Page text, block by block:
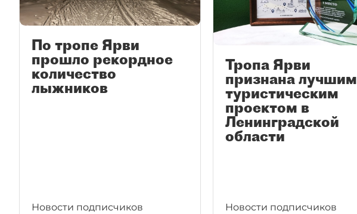
По тропе Ярви
прошло рекордное
количество
лыжников
Новости подписчиков
Тропа Ярви
признана лучшим
туристическим
проектом в
Ленинградской
области
Новости подписчиков